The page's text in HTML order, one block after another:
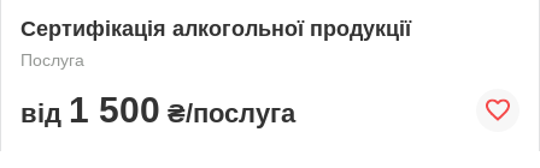
Сертифікація алкогольної продукції
Послуга
від 1 500 ₴/послуга